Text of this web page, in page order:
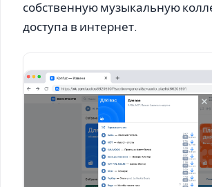
собственную музыкальную
доступа в интернет.